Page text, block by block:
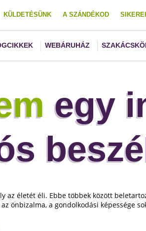
KÜLDETÉSÜNK A SZÁNDÉKOD
WEBÁRUHÁZ
egy
az életét éli. Ebbe többek között
önbizalma, a gondolkodási képessége